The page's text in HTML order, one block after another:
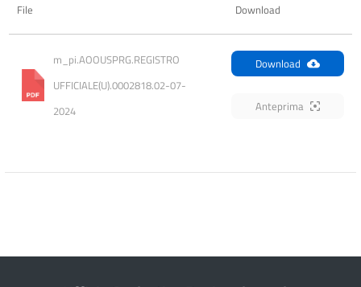
File Download
m_pi.AOOUSPRG.REGISTRO
UFFICIALE(U).0002818.02-07-
2024
Download
Anteprima